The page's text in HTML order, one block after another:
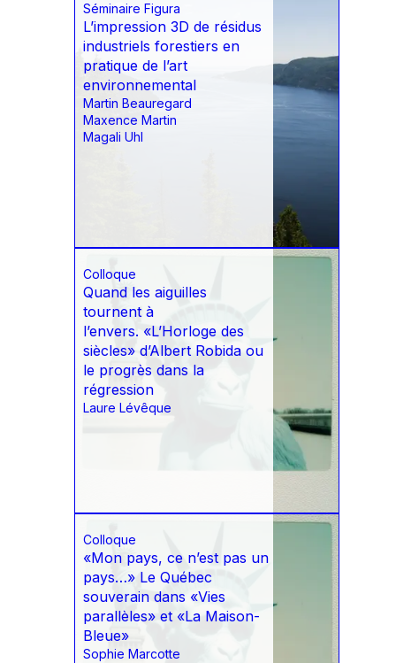
Séminaire Figura
L’impression 3D de résidus
industriels forestiers en
pratique de l’art
environnemental
Martin Beauregard
Maxence Martin
Magali Uhl
Colloque
Quand les aiguilles
tournent à
l’envers. «L’Horloge des
siècles» d’Albert Robida ou
le progrès dans la
régression
Laure Lévêque
Colloque
«Mon pays, ce n’est pas un
pays…» Le Québec
souverain dans «Vies
parallèles» et «La Maison-
Bleue»
Sophie Marcotte